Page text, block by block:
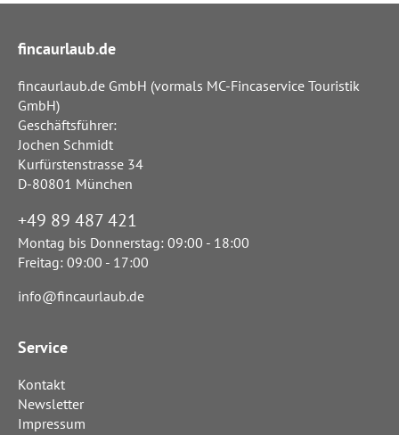
fincaurlaub.de
fincaurlaub.de GmbH (vormals MC-Fincaservice Touristik
GmbH)
Geschäftsführer:
Jochen Schmidt
Kurfürstenstrasse 34
D-80801 München
+49 89 487 421
Montag bis Donnerstag: 09:00 - 18:00
Freitag: 09:00 - 17:00
info@fincaurlaub.de
Service
Kontakt
Newsletter
Impressum